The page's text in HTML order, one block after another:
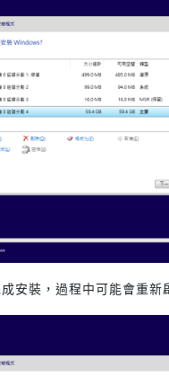
安裝，過程中可能會重新